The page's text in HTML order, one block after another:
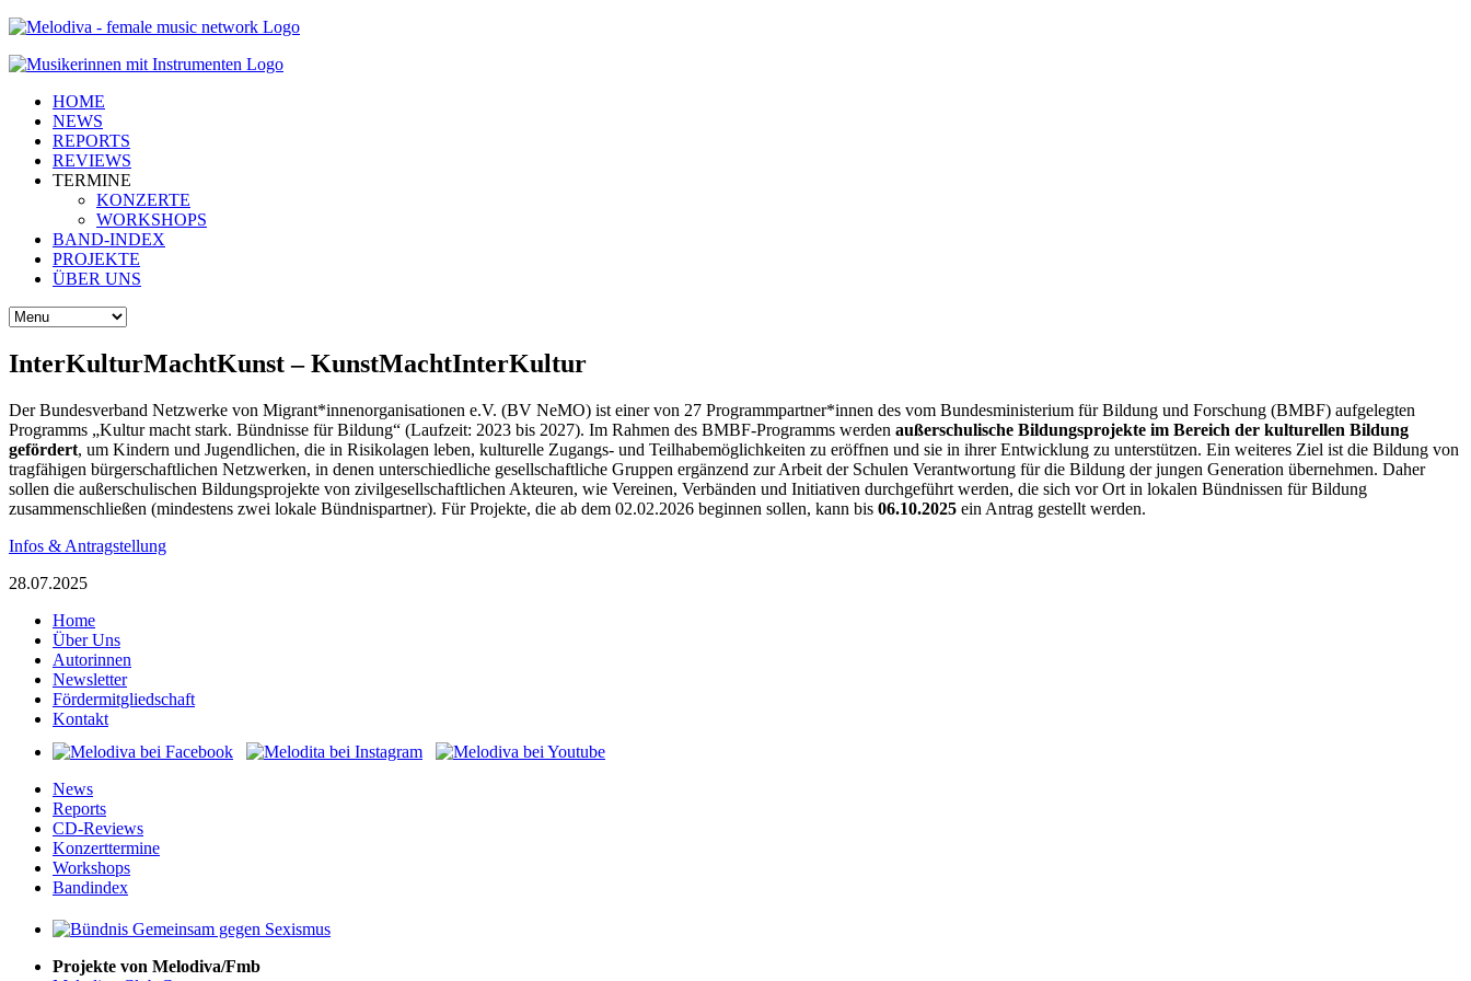
HOME
NEWS
REPORTS
REVIEWS
TERMINE
KONZERTE
WORKSHOPS
BAND-INDEX
PROJEKTE
ÜBER UNS
InterKulturMachtKunst – KunstMachtInterKultur
Der Bundesverband Netzwerke von Migrant*innenorganisationen e.V. (BV NeMO) ist einer von 27 Programmpartner*innen des vom Bundesministerium für Bildung und Forschung (BMBF) aufgelegten
Programms „Kultur macht stark. Bündnisse für Bildung“ (Laufzeit: 2023 bis 2027). Im Rahmen des BMBF-Programms werden außerschulische Bildungsprojekte im Bereich der kulturellen Bildung
gefördert, um Kindern und Jugendlichen, die in Risikolagen leben, kulturelle Zugangs- und Teilhabemöglichkeiten zu eröffnen und sie in ihrer Entwicklung zu unterstützen. Ein weiteres Ziel ist die Bildung von
tragfähigen bürgerschaftlichen Netzwerken, in denen unterschiedliche gesellschaftliche Gruppen ergänzend zur Arbeit der Schulen Verantwortung für die Bildung der jungen Generation übernehmen. Daher
sollen die außerschulischen Bildungsprojekte von zivilgesellschaftlichen Akteuren, wie Vereinen, Verbänden und Initiativen durchgeführt werden, die sich vor Ort in lokalen Bündnissen für Bildung
zusammenschließen (mindestens zwei lokale Bündnispartner). Für Projekte, die ab dem 02.02.2026 beginnen sollen, kann bis 06.10.2025 ein Antrag gestellt werden.
Infos & Antragstellung
28.07.2025
Home
Über Uns
Autorinnen
Newsletter
Fördermitgliedschaft
Kontakt
News
Reports
CD-Reviews
Konzerttermine
Workshops
Bandindex
Projekte von Melodiva/Fmb